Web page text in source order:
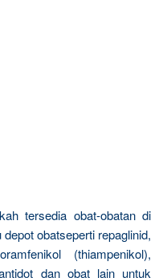
tersedia obat-obatan di
obatseperti repaglinid,
(thiampenikol),
dan obat lain untuk